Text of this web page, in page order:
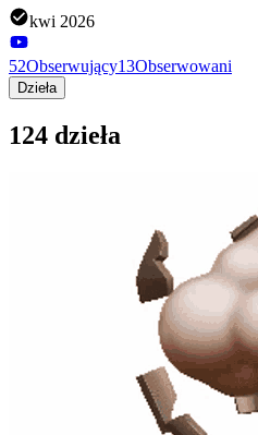
kwi 2026
52Obserwujący13Obserwowani
Dzieła
124 dzieła